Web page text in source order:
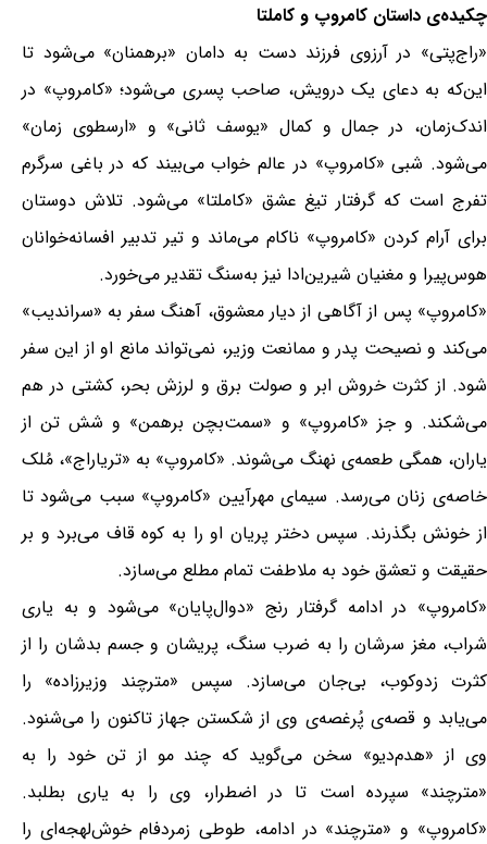
چکیده‌ی داستان کامروپ و کاملتا
«راج‌پتی» در آرزوی فرزند دست به دامان «برهمنان» می‌شود تا
این‌که به دعای یک درویش، صاحب پسری می‌شود؛ «کامروپ» در
اندک‌زمان، در جمال و کمال «یوسف ثانی» و «ارسطوی زمان»
می‌شود. شبی «کامروپ» در عالم خواب می‌بیند که در باغی سرگرم
تفرج است که گرفتار تیغ عشق «کاملتا» می‌شود. تلاش دوستان
برای آرام کردن «کامروپ» ناکام می‌ماند و تیر تدبیر افسانه‌خوانان
هوس‌پیرا و مغنیان شیرین‌ادا نیز به‌سنگ تقدیر می‌خورد.
«کامروپ» پس از آگاهی از دیار معشوق، آهنگ سفر به «سراندیب»
می‌کند و نصیحت پدر و ممانعت وزیر، نمی‌تواند مانع او از این سفر
شود. از کثرت خروش ابر و صولت برق و لرزش بحر، کشتی در هم
می‌شکند. و جز «کامروپ» و «سمت‌بچن برهمن» و شش تن از
یاران، همگی طعمە‌ی نهنگ می‌شوند. «کامروپ» به «تریاراج»، مُلک
خاصه‌ی زنان می‌رسد. سیمای مهرآیین «کامروپ» سبب می‌شود تا
از خونش بگذرند. سپس دختر پریان او را به کوه قاف می‌برد و بر
حقیقت و تعشق خود به ملاطفت تمام مطلع می‌سازد.
«کامروپ» در ادامه گرفتار رنج «دوال‌پایان» می‌شود و به یاری
شراب، مغز سرشان را به ضرب سنگ، پریشان و جسم بدشان را از
کثرت زدوکوب، بی‌جان می‌سازد. سپس «مترچند وزیرزاده» را
می‌یابد و قصه‌ی پُرغصه‌ی وی از شکستن جهاز تاکنون را می‌شنود.
وی از «هدم‌دیو» سخن می‌گوید که چند مو از تن خود را به
«مترچند» سپرده است تا در اضطرار، وی را به یاری بطلبد.
«کامروپ» و «مترچند» در ادامه، طوطی زمردفام خوش‌لهجه‌ای را